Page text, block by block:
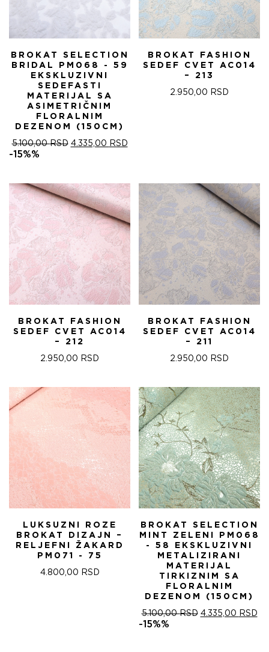
BROKAT SELECTION
BRIDAL PM068 - 59
EKSKLUZIVNI
SEDEFASTI
MATERIJAL SA
ASIMETRIČNIM
FLORALNIM
DEZENOM (150CM)
5.100,00RSD ОРИГИНАЛНА
5.100,00 RSD.
4.335,00 RSDТРЕНУТНА
-15%%
BROKAT FASHION
SEDEF CVET AC014
– 213
2.950,00 RSD
BROKAT FASHION
SEDEF CVET AC014
– 212
2.950,00 RSD
BROKAT FASHION
SEDEF CVET AC014
– 211
2.950,00 RSD
LUKSUZNI ROZE
BROKAT DIZAJN –
RELJEFNI ŽAKARD
PM071 - 75
4.800,00 RSD
BROKAT SELECTION
MINT ZELENI PM068
- 58 EKSKLUZIVNI
METALIZIRANI
MATERIJAL
TIRKIZNIM SA
FLORALNIM
DEZENOM (150CM)
5.100,00RSD ОРИГИНАЛНА
4.335,00 RSD
-15%%